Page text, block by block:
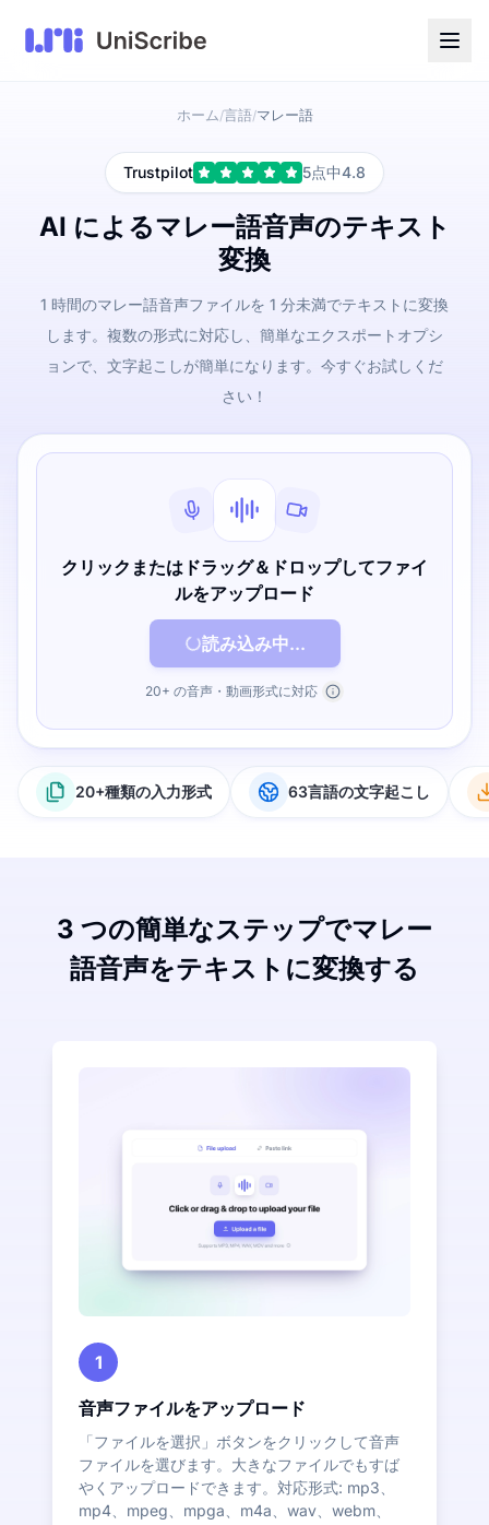
ホーム /言語/マレー語
Trustpilot 5点中4.8
AI によるマレー語音声のテキスト
変換
1 時間のマレー語音声ファイルを 1 分未満でテキストに変換
します。複数の形式に対応し、簡単なエクスポートオプシ
ョンで、文字起こしが簡単になります。今すぐお試しくだ
さい！
クリックまたはドラッグ＆ドロップしてファイ
ルをアップロード
読み込み中...
20+ の音声・動画形式に対応
20+種類の入力形式 63言語の文字起こし
3 つの簡単なステップでマレー
語音声をテキストに変換する
1
音声ファイルをアップロード
「ファイルを選択」ボタンをクリックして音声
ファイルを選びます。大きなファイルでもすば
やくアップロードできます。対応形式: mp3、
mp4、mpeg、mpga、m4a、wav、webm、